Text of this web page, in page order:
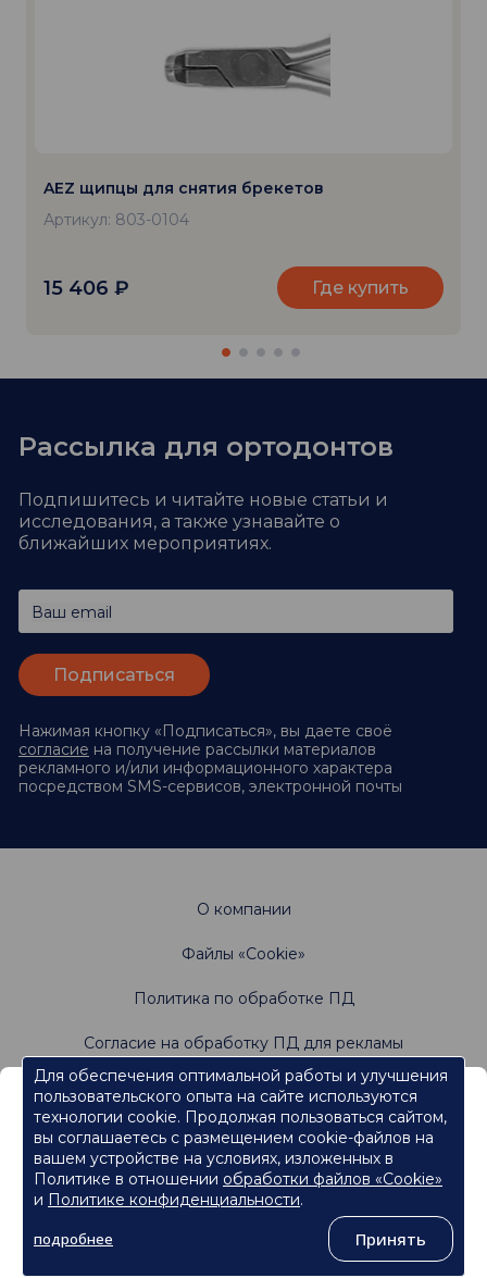
AEZ щипцы для снятия брекетов
Артикул: 803-0104
15 406 ₽ Где купить
Рассылка для ортодонтов
Подпишитесь и читайте новые статьи и
исследования, а также узнавайте о
ближайших мероприятиях.
Ваш email
Нажимая кнопку «Подписаться», вы даете своё
согласие на получение рассылки материалов
рекламного и/или информационного характера
посредством SMS-сервисов, электронной почты
, 2026
О компании
Файлы «Cookie»
Политика по обработке ПД
Согласие на обработку ПД для рекламы
Не является офертой. Имеются противопоказания.
Проконсультируйтесь со специалистами
Информация, содержащаяся на данном веб-
сайте, предназначена для работников
сферы здравоохранения.
Нажмите кнопку "Продолжить", чтобы подтвердить, что
являетесь работником сферы здравоохранения и перейти к
Для обеспечения оптимальной работы и улучшения
пользовательского опыта на сайте используются
технологии cookie. Продолжая пользоваться сайтом,
вы соглашаетесь с размещением cookie-файлов на
вашем устройстве на условиях, изложенных в
Политике в отношении обработки файлов «Cookie»
и Политике конфиденциальности.
подробнее
Принять